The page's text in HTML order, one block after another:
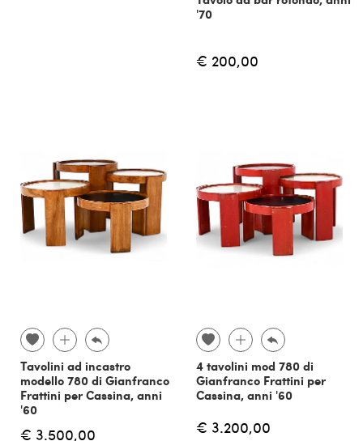
'70
€ 200,00
Tavolini ad incastro
modello 780 di Gianfranco
Frattini per Cassina, anni
'60
€ 3.500,00
4 tavolini mod 780 di
Gianfranco Frattini per
Cassina, anni '60
€ 3.200,00